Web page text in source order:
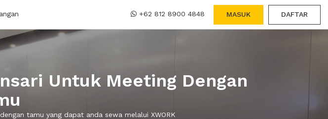
+62 812 8900 4848 MASUK DAFTAR
Untuk Meeting Dengan
tamu yang dapat anda sewa melalui XWORK